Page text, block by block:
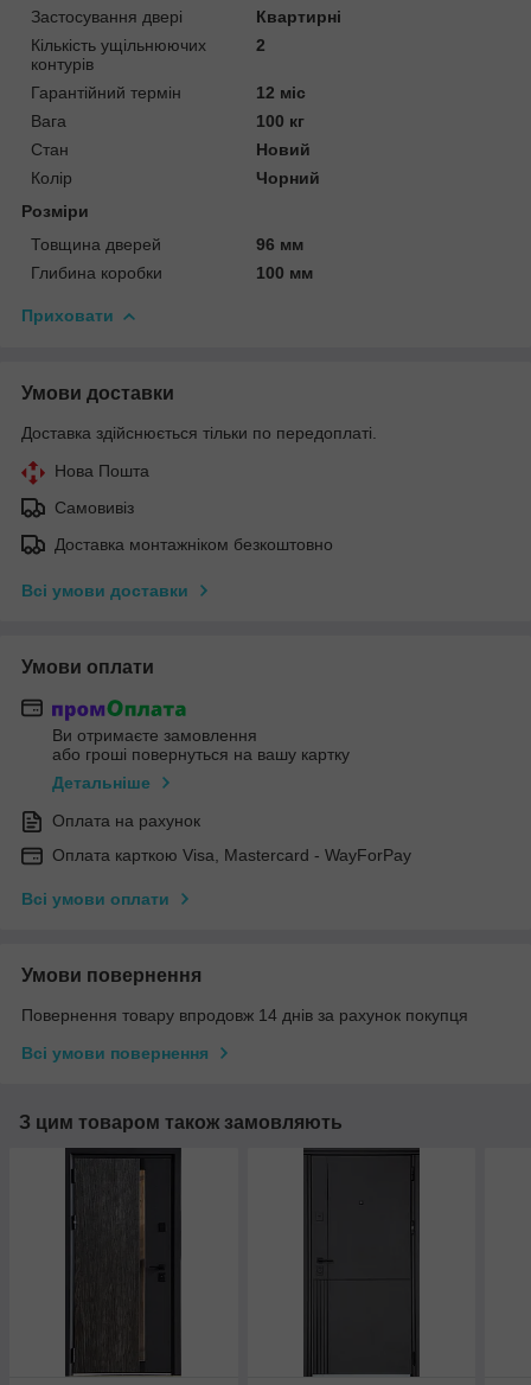
Застосування двері
Квартирні
Кількість ущільнюючих
контурів
2
Гарантійний термін
12 міс
Вага
100 кг
Стан
Новий
Колір
Чорний
Розміри
Товщина дверей
96 мм
Глибина коробки
100 мм
Приховати
Умови доставки
Доставка здійснюється тільки по передоплаті.
Нова Пошта
Самовивіз
Доставка монтажніком безкоштовно
Всі умови доставки
Умови оплати
Ви отримаєте замовлення
або гроші повернуться на вашу картку
Детальніше
Оплата на рахунок
Оплата карткою Visa, Mastercard - WayForPay
Всі умови оплати
Умови повернення
Повернення товару впродовж 14 днів за рахунок покупця
Всі умови повернення
З цим товаром також замовляють